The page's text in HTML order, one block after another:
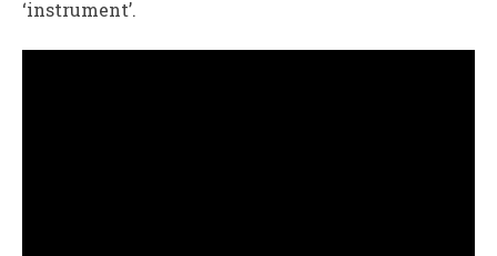
‘instrument’.